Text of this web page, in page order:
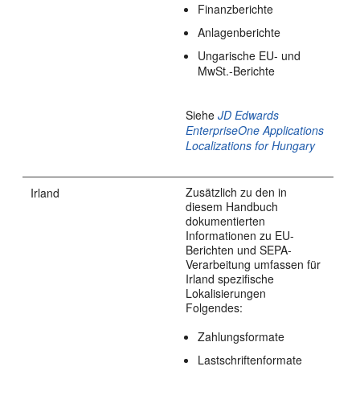
Finanzberichte
Anlagenberichte
Ungarische EU- und
MwSt.-Berichte
SieheJD Edwards
EnterpriseOne Applications
Localizations for Hungary
Irland
Zusätzlich zu den in
diesem Handbuch
dokumentierten
Informationen zu EU-
Berichten und SEPA-
Verarbeitung umfassen für
Irland spezifische
Lokalisierungen
Folgendes:
Zahlungsformate
Lastschriftenformate